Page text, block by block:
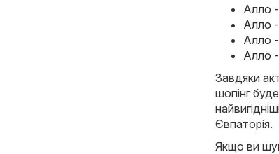
Алло
Алло
Алло
Алло
Завдяки
шопінг
Євпаторія.
Якщо ви